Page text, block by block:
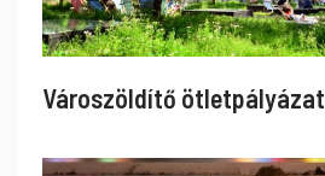
Városzöldítő ötletpályázat